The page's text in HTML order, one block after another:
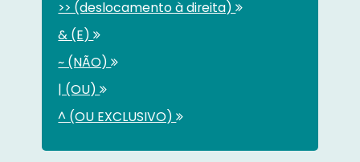
>> (deslocamento à direita)
& (E)
~ (NÃO)
| (OU)
^ (OU EXCLUSIVO)